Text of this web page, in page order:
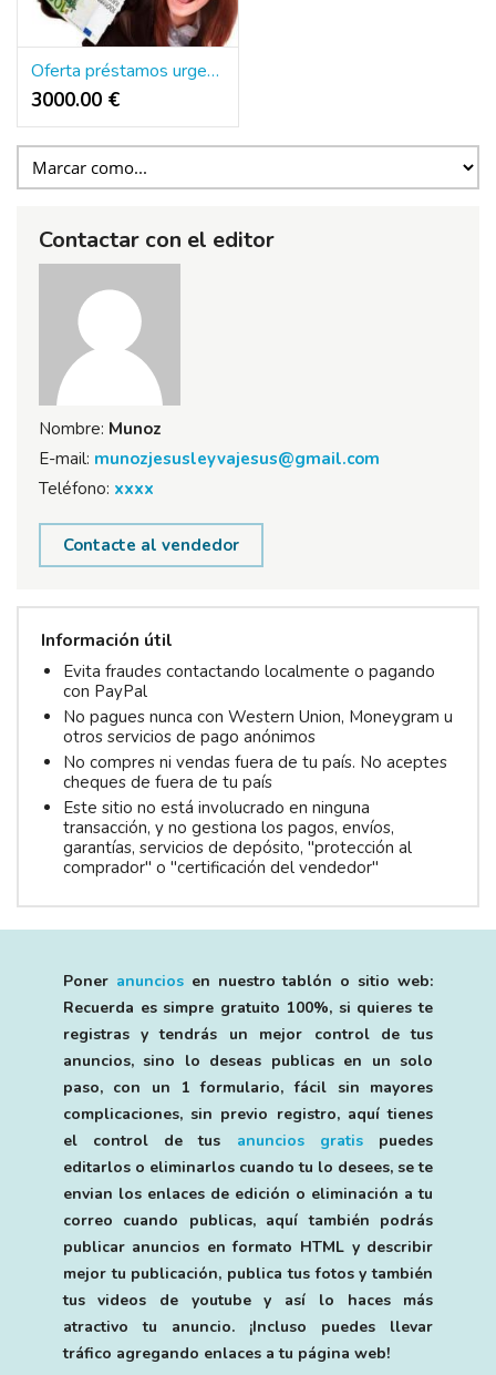
Oferta préstamos urgencio y rapido 3.000€ a 2.000.000€
3000.00 €
Contactar con el editor
Nombre: Munoz
E-mail: munozjesusleyvajesus@gmail.com
Teléfono: xxxx
Contacte al vendedor
Información útil
Evita fraudes contactando localmente o pagando
con PayPal
No pagues nunca con Western Union, Moneygram u
otros servicios de pago anónimos
No compres ni vendas fuera de tu país. No aceptes
cheques de fuera de tu país
Este sitio no está involucrado en ninguna
transacción, y no gestiona los pagos, envíos,
garantías, servicios de depósito, "protección al
comprador" o "certificación del vendedor"
Poner anunciosen nuestro tablón o sitio web:
Recuerda es simpre gratuito 100%, si quieres te
registras y tendrás un mejor control de tus
anuncios, sino lo deseas publicas en un solo
paso, con un 1 formulario, fácil sin mayores
complicaciones, sin previo registro, aquí tienes
el control de tus anuncios gratispuedes
editarlos o eliminarlos cuando tu lo desees, se te
envian los enlaces de edición o eliminación a tu
correo cuando publicas, aquí también podrás
publicar anuncios en formato HTML y describir
mejor tu publicación, publica tus fotos y también
tus videos de youtube y así lo haces más
atractivo tu anuncio. ¡Incluso puedes llevar
tráfico agregando enlaces a tu página web!